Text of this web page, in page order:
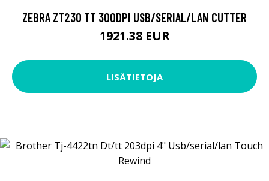
ZEBRA ZT230 TT 300DPI USB/SERIAL/LAN CUTTER
1921.38 EUR
LISÄTIETOJA